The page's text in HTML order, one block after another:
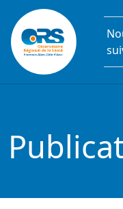
Aller au contenu